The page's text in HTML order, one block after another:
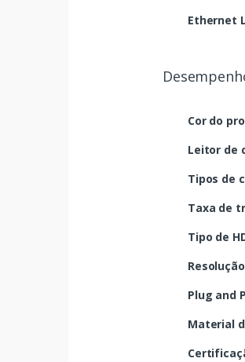
Ethernet
Cor do
Leitor de
Tipos de
Taxa de
Tipo de
Plug and
Material